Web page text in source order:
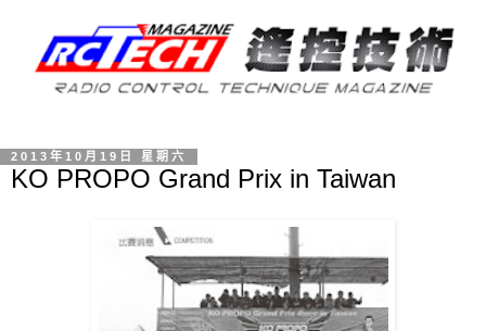
2013年10月19日 星期六
KO PROPO Grand Prix in Taiwan